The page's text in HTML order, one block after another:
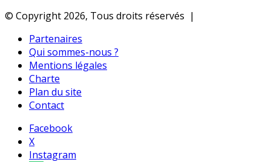
© Copyright 2026, Tous droits réservés |
Partenaires
Qui sommes-nous ?
Mentions légales
Charte
Plan du site
Contact
Facebook
X
Instagram